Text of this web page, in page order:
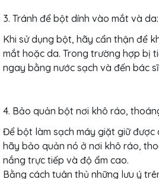
3. Tránh để bột dính vào mắt và da:
Khi sử dụng bột, hãy cẩn thận để
mắt hoặc da. Trong trường hợp bị
ngay bằng nước sạch và đến bác
4. Bảo quản bột nơi khô ráo,
Để bột làm sạch máy giặt giữ
hãy bảo quản nó ở nơi khô ráo,
nắng trực tiếp và độ ẩm cao.
Bằng cách tuân thủ những lưu ý